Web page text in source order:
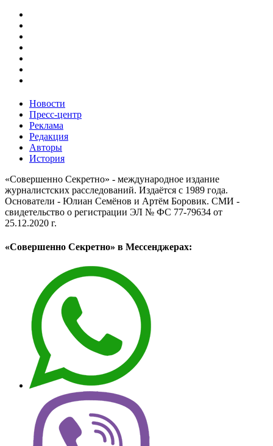
Новости
Пресс-центр
Реклама
Редакция
Авторы
История
«Совершенно Секретно» - международное издание
журналистских расследований. Издаётся с 1989 года.
Основатели - Юлиан Семёнов и Артём Боровик. CМИ -
свидетельство о регистрации ЭЛ № ФС 77-79634 от
25.12.2020 г.
«Совершенно Секретно» в Мессенджерах: